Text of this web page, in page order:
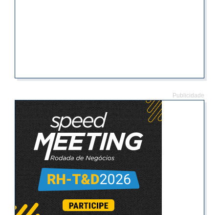
Publicidade